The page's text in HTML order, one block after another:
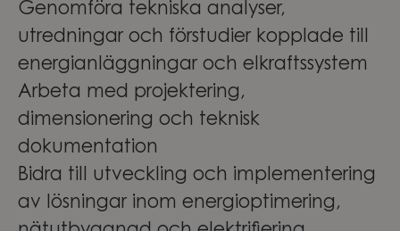
Genomföra tekniska analyser,
utredningar och förstudier kopplade till
energianläggningar och elkraftssystem
Arbeta med projektering,
dimensionering och teknisk
dokumentation
Bidra till utveckling och implementering
av lösningar inom energioptimering,